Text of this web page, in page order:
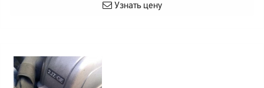
Узнать цену